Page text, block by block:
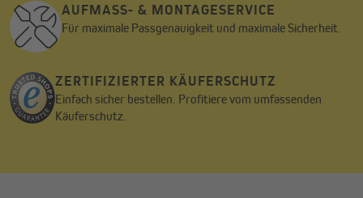
AUFMASS- & MONTAGESERVICE
Für maximale Passgenauigkeit und maximale Sicherheit.
ZERTIFIZIERTER KÄUFERSCHUTZ
Einfach sicher bestellen. Profitiere vom umfassenden
Käuferschutz.